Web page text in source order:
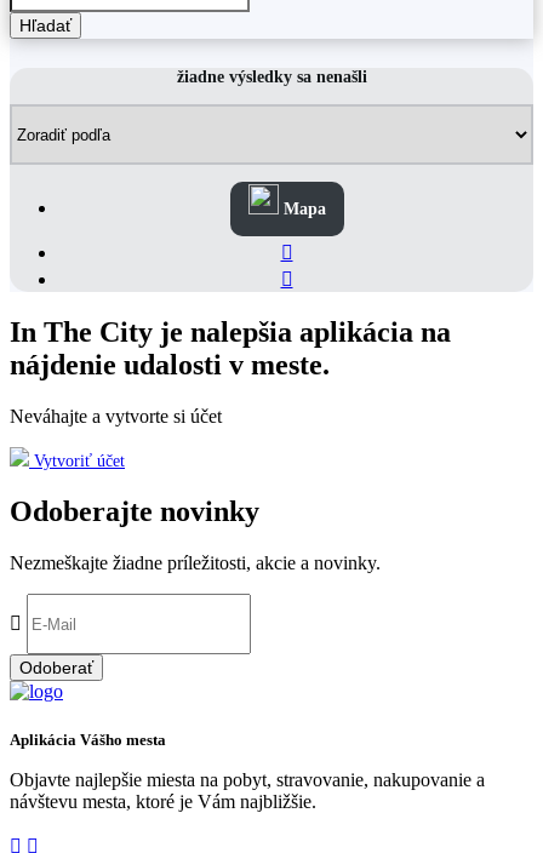
Hľadať
žiadne výsledky sa nenašli
Mapa
In The City je nalepšia aplikácia na
nájdenie udalosti v meste.
Neváhajte a vytvorte si účet
Vytvoriť účet
Odoberajte novinky
Nezmeškajte žiadne príležitosti, akcie a novinky.
Odoberať
Aplikácia Vášho mesta
Objavte najlepšie miesta na pobyt, stravovanie, nakupovanie a
návštevu mesta, ktoré je Vám najbližšie.